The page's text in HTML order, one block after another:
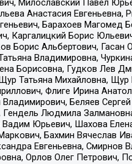
Милославский Павел
Анастасия Евгеньевна,
Барахоев Магомед
Борис
Борис Альбертович, Гасан
Владимировна,
Борисовна, Гудков Лев
Татьяна Михайловна,
Флиге Ирина
Беляев
Людмила
Юрьевич, Шахова
Бахмин Вячеслав
Евгеньевна, Смирнов
Орлов Олег Петрович,